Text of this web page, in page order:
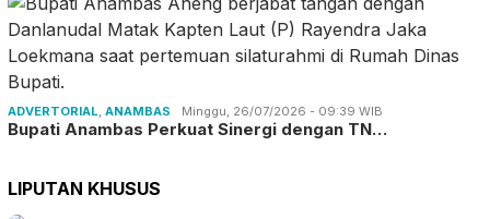
ADVERTORIAL ANAMBAS Minggu, 26/07/2026 - 09:39 WIB
Bupati Anambas Perkuat Sinergi dengan TN…
LIPUTAN KHUSUS